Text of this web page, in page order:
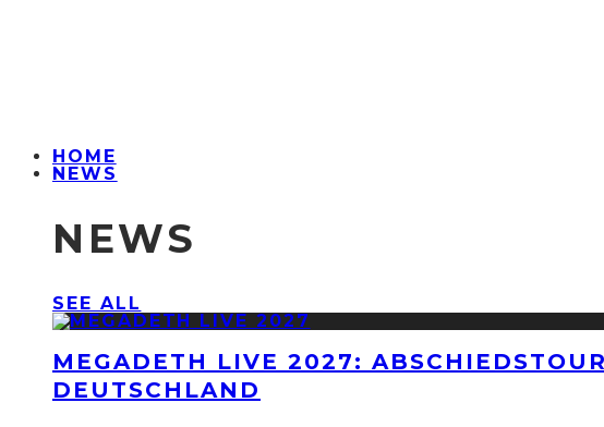
HOME
NEWS
NEWS
SEE ALL
MEGADETH LIVE 2027:
DEUTSCHLAND